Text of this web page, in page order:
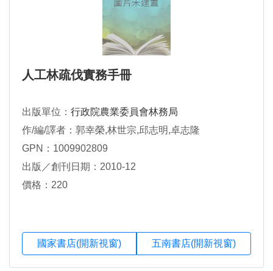
人工林疏伐實務手冊
出版單位： 行政院農業委員會林務局
作/編/譯者：郭幸榮,林世宗,邱志明,卓志隆
GPN：1009902809
出版／創刊日期：2010-12
價格：220
國家書店(開新視窗) 五南書店(開新視窗)